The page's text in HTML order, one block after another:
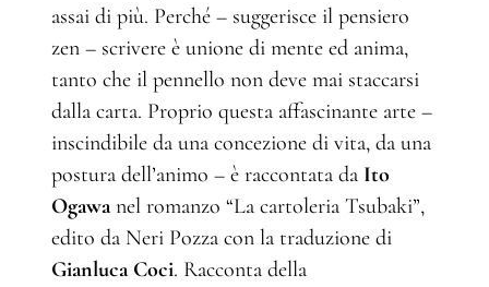
assai di più. Perché – suggerisce il pensiero
zen – scrivere è unione di mente ed anima,
tanto che il pennello non deve mai staccarsi
dalla carta. Proprio questa affascinante arte –
inscindibile da una concezione di vita, da una
postura dell’animo – è raccontata da Ito
Ogawanel romanzo “La cartoleria Tsubaki”,
edito da Neri Pozza con la traduzione di
Gianluca Coci. Racconta della